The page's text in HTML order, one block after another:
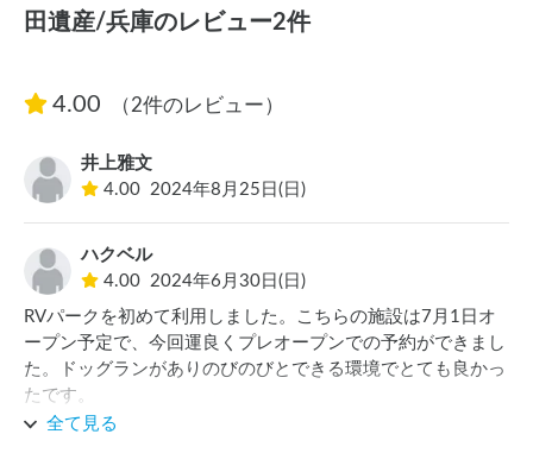
田遺産/兵庫のレビュー2件
4.00 （2件のレビュー）
井上雅文
4.00 2024年8月25日(日)
ハクベル
4.00 2024年6月30日(日)
RVパークを初めて利用しました。こちらの施設は7月1日オ
ープン予定で、今回運良くプレオープンでの予約ができまし
た。ドッグランがありのびのびとできる環境でとても良かっ
たです。
オーナーの方はとても人柄がよく話しやすかったでした。ま
全て見る